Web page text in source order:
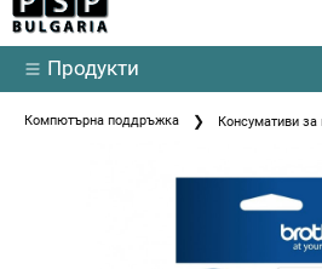
Продукти
Компютърна поддръжка Консумативи за